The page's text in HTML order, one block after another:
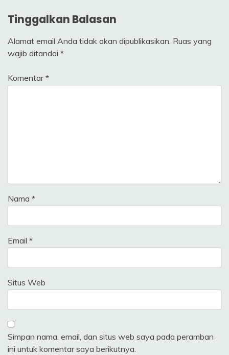
Tinggalkan Balasan
Alamat email Anda tidak akan dipublikasikan. Ruas yang
wajib ditandai *
Komentar*
Nama *
Email *
Situs Web
Simpan nama, email, dan situs web saya pada peramban
ini untuk komentar saya berikutnya.